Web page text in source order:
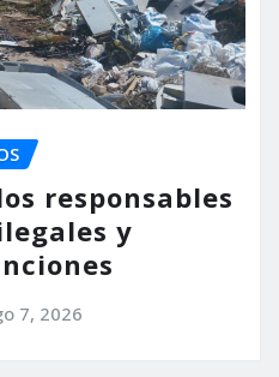
responsables
y
7, 2026